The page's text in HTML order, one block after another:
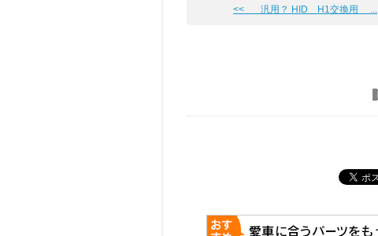
<< 汎用？ HID H1交換用 ...